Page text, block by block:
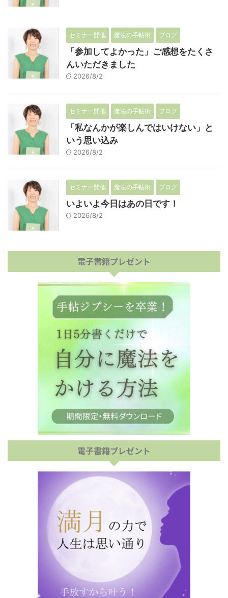
セミナー開催 魔法の手帖術 ブログ
「参加してよかった」ご感想をたくさ
んいただきました
2026/8/2
セミナー開催 魔法の手帖術 ブログ
「私なんかが楽しんではいけない」と
いう思い込み
2026/8/2
セミナー開催 魔法の手帖術 ブログ
いよいよ今日はあの日です！
2026/8/2
電子書籍プレゼント
電子書籍プレゼント